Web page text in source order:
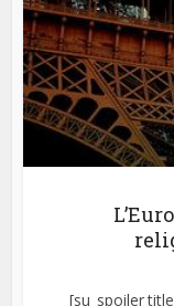
[su_spoiler